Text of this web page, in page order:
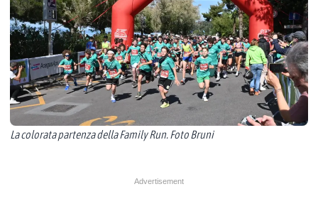
La colorata partenza della Family Run. Foto Bruni